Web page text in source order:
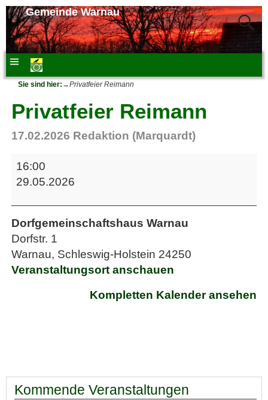
Gemeinde Warnau
Sie sind hier: →Privatfeier Reimann
Privatfeier Reimann
17.02.2026 Redaktion (Marquardt)
16:00
29.05.2026
Dorfgemeinschaftshaus Warnau
Dorfstr. 1
Warnau, Schleswig-Holstein 24250
Veranstaltungsort anschauen
Kompletten Kalender ansehen
Kommende Veranstaltungen